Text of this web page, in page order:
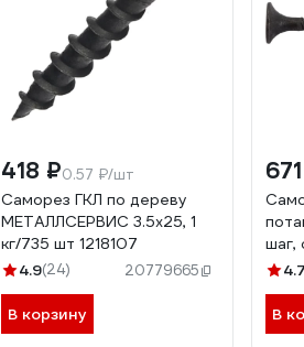
418 ₽0.57 ₽/шт
Саморез ГКЛ по дереву
МЕТАЛЛСЕРВИС 3.5x25, 1
кг/735 шт 1218107
4.9(24) 20779665
В корзину
шаг,
шт.
В